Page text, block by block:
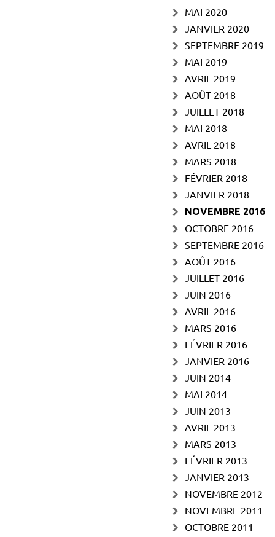
MAI 2020
JANVIER 2020
SEPTEMBRE 2019
MAI 2019
AVRIL 2019
AOÛT 2018
JUILLET 2018
MAI 2018
AVRIL 2018
MARS 2018
FÉVRIER 2018
JANVIER 2018
NOVEMBRE 2016
OCTOBRE 2016
SEPTEMBRE 2016
AOÛT 2016
JUILLET 2016
JUIN 2016
AVRIL 2016
MARS 2016
FÉVRIER 2016
JANVIER 2016
JUIN 2014
MAI 2014
JUIN 2013
AVRIL 2013
MARS 2013
FÉVRIER 2013
JANVIER 2013
NOVEMBRE 2012
NOVEMBRE 2011
OCTOBRE 2011